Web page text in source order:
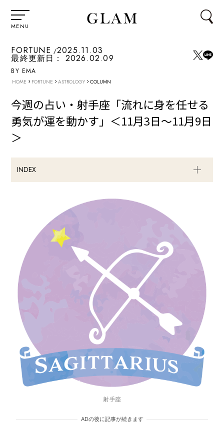
MENU
FORTUNE 2025.11.03
最終更新日： 2026.02.09
BY EMA
HOME › FORTUNE › ASTROLOGY › COLUMN
今週の占い・射手座「流れに身を任せる
勇気が運を動かす」＜11月3日～11月9日
＞
INDEX
射手座
ADの後に記事が続きます